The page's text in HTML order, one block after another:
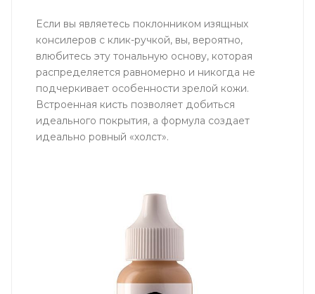
Если вы являетесь поклонником изящных
консилеров с клик-ручкой, вы, вероятно,
влюбитесь эту тональную основу, которая
распределяется равномерно и никогда не
подчеркивает особенности зрелой кожи.
Встроенная кисть позволяет добиться
идеального покрытия, а формула создает
идеально ровный «холст».